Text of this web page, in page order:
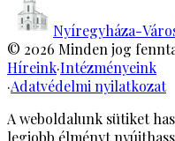
Nyíregyháza-
© 2026 Minden jog
Híreink·Intézményeink
·Adatvédelmi nyilatkozat
A weboldalunk sütiket
legjobb élményt